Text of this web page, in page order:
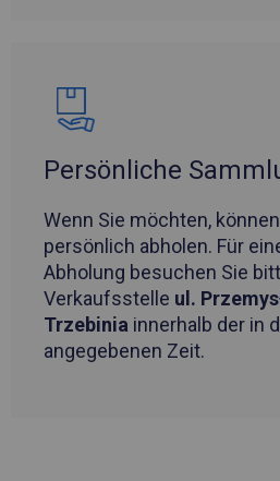
Persönliche
Wenn Sie möchten,
persönlich abholen. Für
Abholung besuchen Sie
Verkaufsstelle ul.
Trzebinia innerhalb der in
angegebenen Zeit.